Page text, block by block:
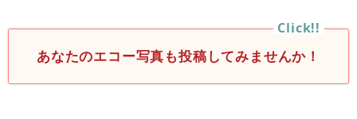
あなたのエコー写真も投稿してみませんか！